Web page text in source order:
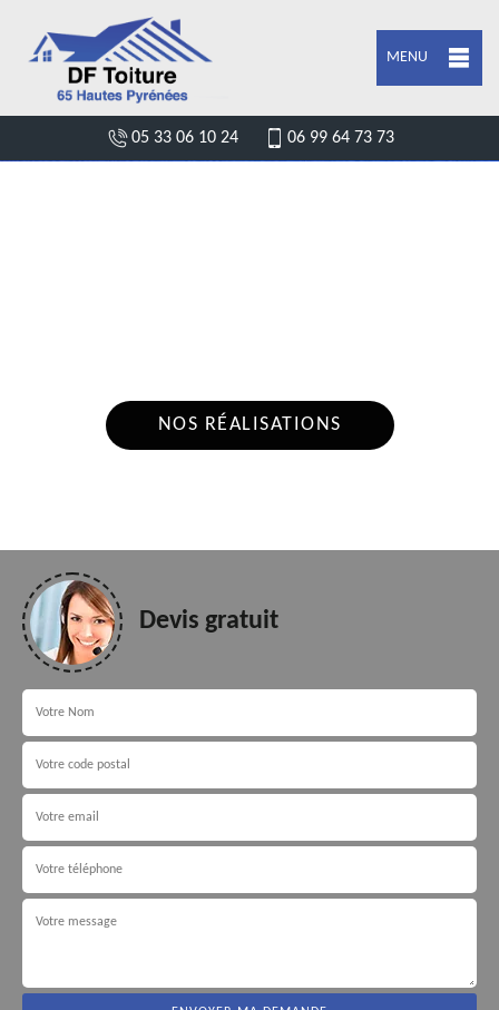
MENU
05 33 06 10 24 06 99 64 73 73
NOS RÉALISATIONS
Devis gratuit